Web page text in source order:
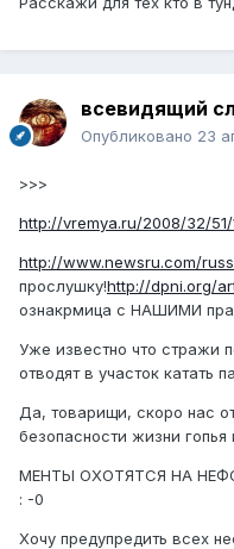
всевидящий
Опубликовано 23
>>>
http://vremya.ru/2008/32/51/
http://www.newsru.com/
прослушку!http://dpni.org/
ознакрмица с НАШИМИ
Уже известно что стражи
отводят в участок катать
Да, товарищи, скоро нас
безопасности жизни гопья
МЕНТЫ ОХОТЯТСЯ НА
: -0
Хочу предупредить всех